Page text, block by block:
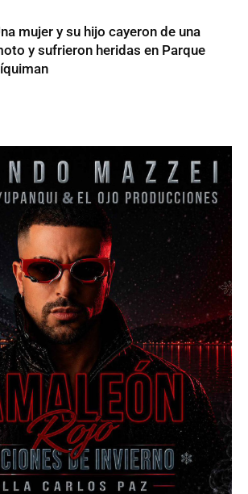
mujer y su hijo cayeron de una
y sufrieron heridas en Parque